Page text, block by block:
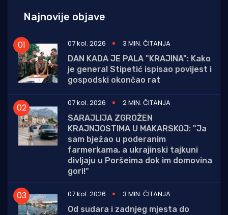
Najnovije objave
07 kol. 2026
3 MIN. ČITANJA
DAN KADA JE PALA "KRAJINA": Kako
je general Stipetić ispisao povijest i
gospodski okončao rat
07 kol. 2026
2 MIN. ČITANJA
SARAJLIJA ZGROŽEN
KRAJNJOSTIMA U MAKARSKOJ: "Ja
sam bježao u poderanim
farmerkama, a ukrajinski tajkuni
divljaju u Poršeima dok im domovina
gori!"
07 kol. 2026
3 MIN. ČITANJA
Od sudara i zadnjeg mjesta do